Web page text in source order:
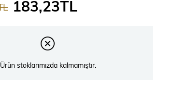
183,23TL
Ürün stoklarımızda kalmamıştır.